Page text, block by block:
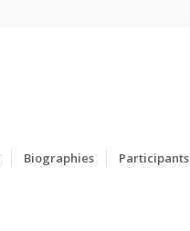
Biographies Participants